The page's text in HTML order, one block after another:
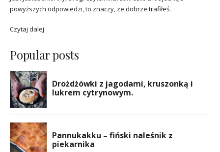
powyższych odpowiedzi, to znaczy, ze dobrze trafiłeś.
Czytaj dalej
Popular posts